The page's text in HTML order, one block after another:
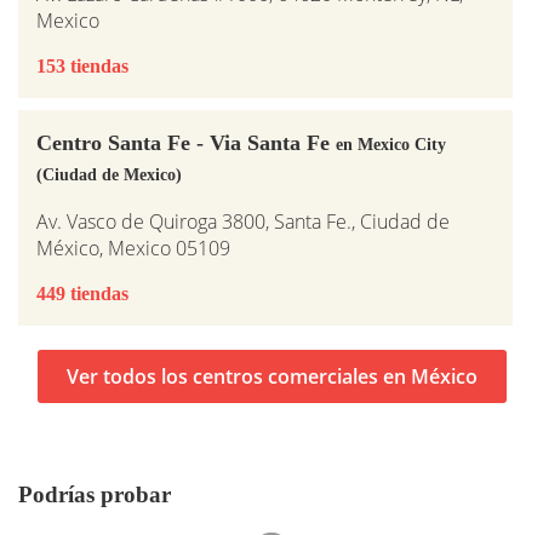
Mexico
153 tiendas
Centro Santa Fe - Via Santa Fe en Mexico City
(Ciudad de Mexico)
Av. Vasco de Quiroga 3800, Santa Fe., Ciudad de
México, Mexico 05109
449 tiendas
Ver todos los centros comerciales en México
Podrías probar